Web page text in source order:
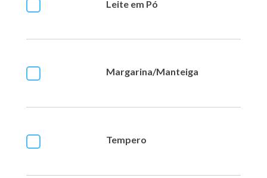
Leite em Pó
Margarina/Manteiga
Tempero